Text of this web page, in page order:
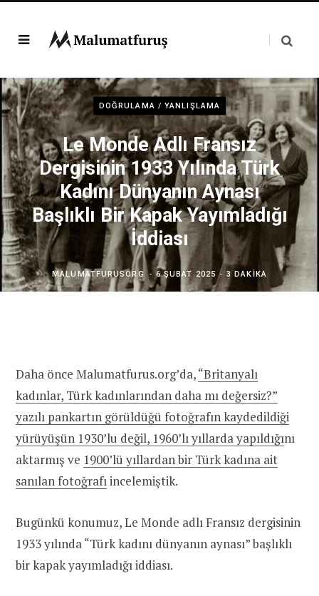
DOĞRULAMA / YANLIŞLAMA
Le Monde Adlı Fransız
Dergisinin 1933 Yılında Türk
Kadını Dünyanın Aynası
Başlıklı Bir Kapak Yayımladığı
İddiası
MALUMATFURUSORG 6 ŞUBAT 2025 3 DAKIKA
Daha önce Malumatfurus.org’da,“Britanyalı
kadınlar, Türk kadınlarından daha mı değersiz?”
yazılı pankartın görüldüğü fotoğrafın kaydedildiği
yürüyüşün 1930’lu değil, 1960’lı yıllarda yapıldığını
aktarmış ve 1900’lü yıllardan bir Türk kadına ait
sanılan fotoğrafıincelemiştik.
Bugünkü konumuz, Le Monde adlı Fransız dergisinin
1933 yılında “Türk kadını dünyanın aynası” başlıklı
bir kapak yayımladığı iddiası.